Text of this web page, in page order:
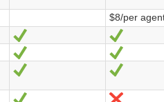
$8/per
Sí
Sí
Sí
No